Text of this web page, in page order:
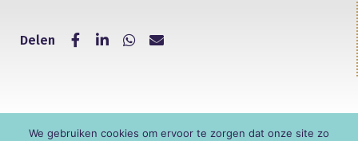
Delen
We gebruiken cookies om ervoor te zorgen dat onze site zo